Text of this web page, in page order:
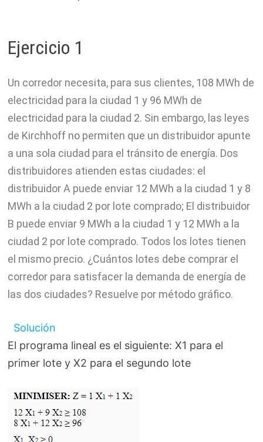
Ejercicio 1
Un corredor necesita, para sus clientes, 108 MWh de
electricidad para la ciudad 1 y 96 MWh de
electricidad para la ciudad 2. Sin embargo, las leyes
de Kirchhoff no permiten que un distribuidor apunte
a una sola ciudad para el tránsito de energía. Dos
distribuidores atienden estas ciudades: el
distribuidor A puede enviar 12 MWh a la ciudad 1 y 8
MWh a la ciudad 2 por lote comprado; El distribuidor
B puede enviar 9 MWh a la ciudad 1 y 12 MWh a la
ciudad 2 por lote comprado. Todos los lotes tienen
el mismo precio. ¿Cuántos lotes debe comprar el
corredor para satisfacer la demanda de energía de
las dos ciudades? Resuelve por método gráfico.
Solución
El programa lineal es el siguiente: X1 para el
primer lote y X2 para el segundo lote